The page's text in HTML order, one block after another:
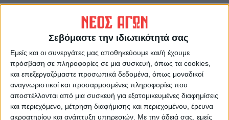
Σεβόμαστε την ιδιωτικότητά σας
Εμείς και οι συνεργάτες μας αποθηκεύουμε και/ή έχουμε
πρόσβαση σε πληροφορίες σε μια συσκευή, όπως τα cookies,
και επεξεργαζόμαστε προσωπικά δεδομένα, όπως μοναδικοί
αναγνωριστικοί και προσαρμοσμένες πληροφορίες που
αποστέλλονται από μια συσκευή για εξατομικευμένες διαφημίσεις
και περιεχόμενο, μέτρηση διαφήμισης και περιεχομένου, έρευνα
ακροατηρίου και ανάπτυξη υπηρεσιών. Με την άδειά σας, εμείς
Σπίτι "υγειονομική βόμβα"
στο Αμπελικό, στο οποίο ζουν
δύο γυναίκες(φωτο) - Ειδική
επιχείρηση από το ΕΚΑΒ με
τη συνδρομή της
Πυροσβεστικής και της ΕΛΑΣ
Η Καρδίτσα τίμησε με
λαμπρότητα την επέτειο της
(ΦΩΤΟ+VIDEO)